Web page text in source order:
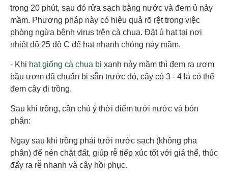
trong 20 phút, sau đó rửa sạch bằng nước và đem ủ nảy
mầm. Phương pháp này có hiệu quả rõ rệt trong việc
phòng ngừa bệnh virus trên cà chua. Đặt ủ hạt tại nơi
nhiệt độ 25 độ C để hạt nhanh chóng nảy mầm.
- Khi hạt giống cà chua bi xanh nảy mầm thì đem ra ươm
bầu ươm đã chuẩn bị sẵn trước đó, cây có 3 - 4 lá có thể
đem cây đi trồng.
Sau khi trồng, cần chú ý thời điểm tưới nước và bón
phân:
Ngay sau khi trồng phải tưới nước sạch (không pha
phân) để nén chặt đất, giúp rễ tiếp xúc tốt với giá thể, thúc
đẩy ra rễ nhanh và cây hồi phục.